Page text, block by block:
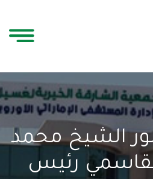
الشيخ محمد
رئيس